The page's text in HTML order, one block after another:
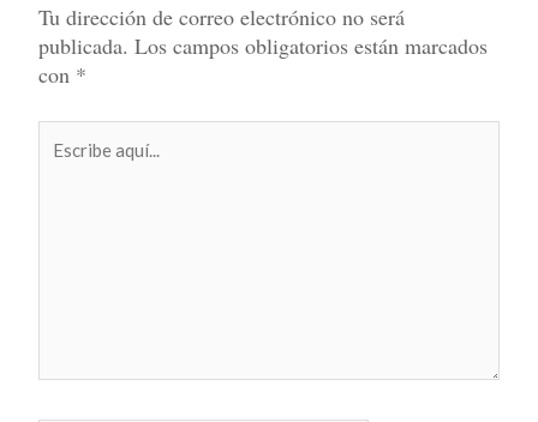
Tu dirección de correo electrónico no será
publicada. Los campos obligatorios están marcados
con *
aquí...